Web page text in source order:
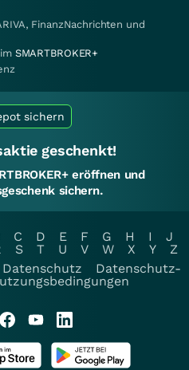
FinanzNachrichten und
SMARTBROKER+
sichern
geschenkt!
eröffnen und
sichern.
C D E F G H I
J
S T U V W X Y
Z
Datenschutz
Datenschutz-